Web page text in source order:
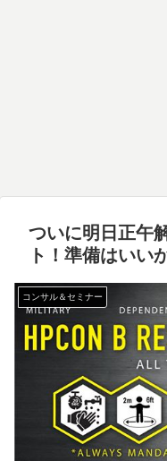
ついに明日正午
ト！準備はいい
コンサル＆セミナー